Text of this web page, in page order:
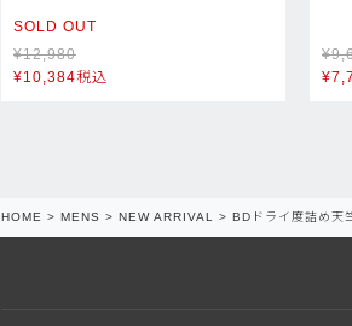
SOLD OUT
¥12,980
¥10,384税込
¥
¥
HOME MENS NEW ARRIVAL BDドライ度詰め天